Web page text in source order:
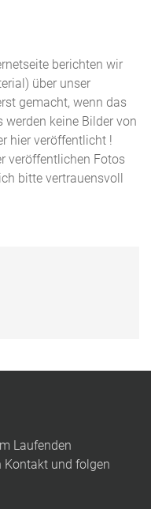
berichten wir
über unser
gemacht, wenn das
werden keine Bilder von
hier veröffentlicht !
veröffentlichen Fotos
bitte vertrauensvoll
Laufenden
Kontakt und folgen